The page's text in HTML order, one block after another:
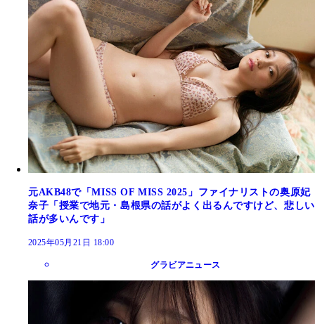
元AKB48で「MISS OF MISS 2025」ファイナリストの奥原妃
奈子「授業で地元・島根県の話がよく出るんですけど、悲しい
話が多いんです」
2025年05月21日 18:00
グラビアニュース